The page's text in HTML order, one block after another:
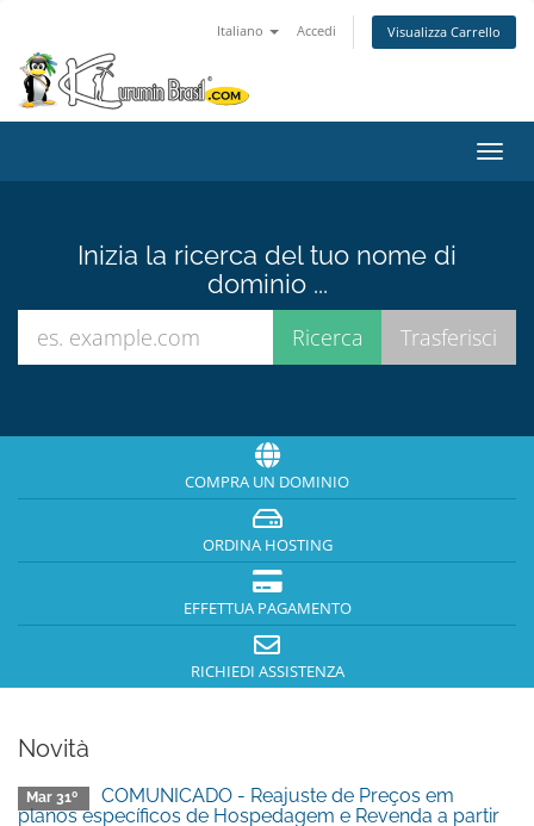
Italiano Accedi Visualizza Carrello
Attiva
Inizia la ricerca del tuo nome di
dominio ...
COMPRA UN DOMINIO
ORDINA HOSTING
EFFETTUA PAGAMENTO
RICHIEDI ASSISTENZA
Novità
Mar 31º
COMUNICADO - Reajuste de Preços em
planos específicos de Hospedagem e Revenda a partir